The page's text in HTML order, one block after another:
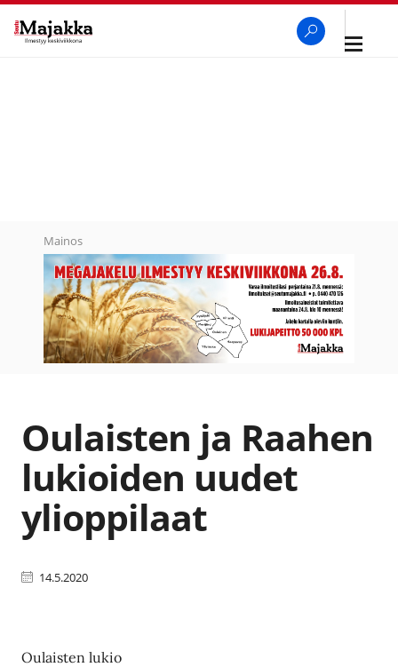
Avaa
Mainos
Oulaisten ja Raahen
lukioiden uudet
ylioppilaat
14.5.2020
Oulaisten lukio